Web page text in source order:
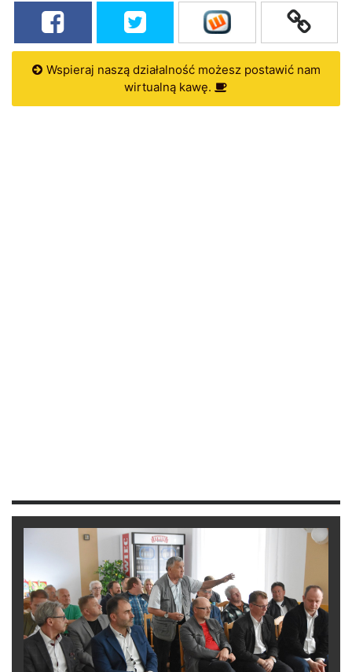
Wspieraj naszą działalność możesz postawić nam
wirtualną kawę.